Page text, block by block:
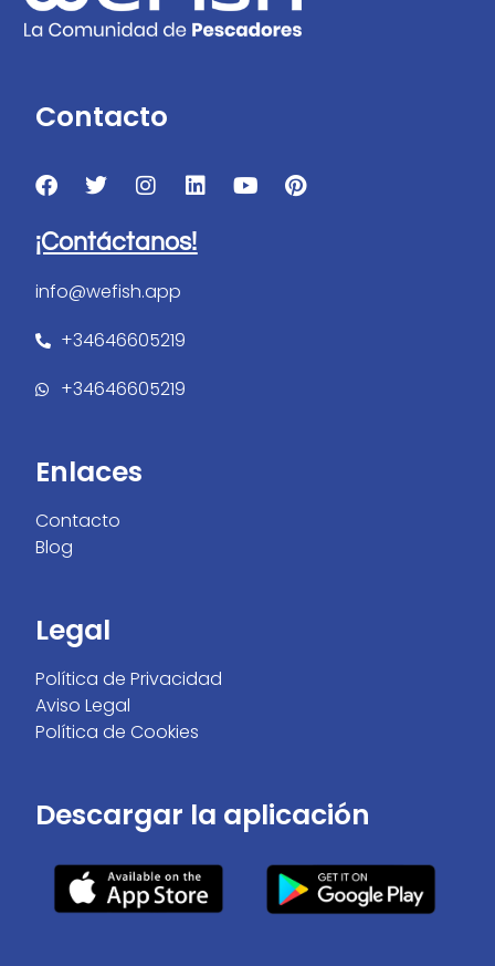
Contacto
¡Contáctanos!
info@wefish.app
+34646605219
+34646605219
Enlaces
Contacto
Blog
Legal
Política de Privacidad
Aviso Legal
Política de Cookies
Descargar la aplicación